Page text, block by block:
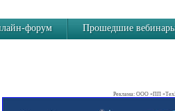
форум Прошедшие
Реклама: ООО «ПП